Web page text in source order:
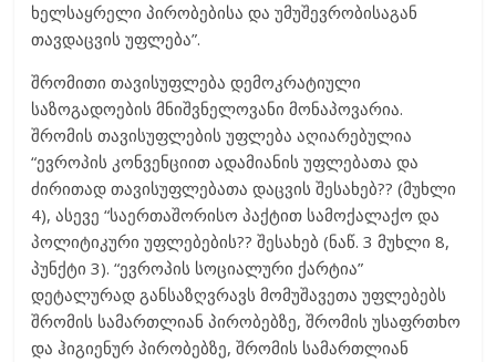
ხელსაყრელი პირობებისა და უმუშევრობისაგან
თავდაცვის უფლება”.
შრომითი თავისუფლება დემოკრატიული
საზოგადოების მნიშვნელოვანი მონაპოვარია.
შრომის თავისუფლების უფლება აღიარებულია
“ევროპის კონვენციით ადამიანის უფლებათა და
ძირითად თავისუფლებათა დაცვის შესახებ?? (მუხლი
4), ასევე “საერთაშორისო პაქტით სამოქალაქო და
პოლიტიკური უფლებების?? შესახებ (ნაწ. 3 მუხლი 8,
პუნქტი 3). “ევროპის სოციალური ქარტია”
დეტალურად განსაზღვრავს მომუშავეთა უფლებებს
შრომის სამართლიან პირობებზე, შრომის უსაფრთხო
და ჰიგიენურ პირობებზე, შრომის სამართლიან